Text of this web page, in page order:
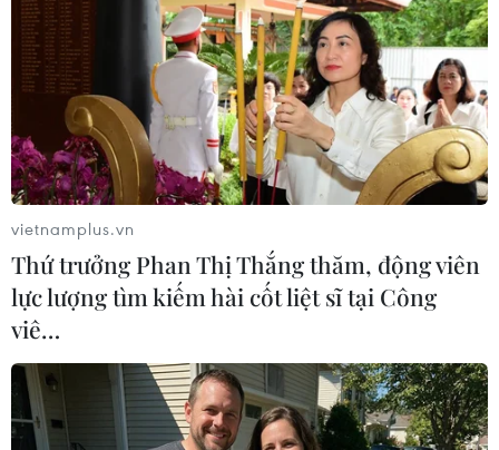
nhở, chấn chỉnh đó vấn đề cách ly sao để không lây
chéo tại khu tập trung; không lan ra cộng đồng.
vietnamplus.vn
Thứ trưởng Phan Thị Thắng thăm, động viên
lực lượng tìm kiếm hài cốt liệt sĩ tại Công
viê…